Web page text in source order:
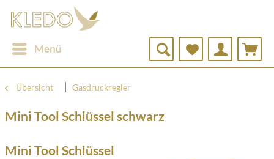
Menü
Übersicht Gasdruckregler
Mini Tool Schlüssel schwarz
Mini Tool Schlüssel